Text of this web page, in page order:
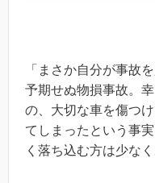
「まさか自分が事故
予期せぬ物損事故。
の、大切な車を傷つ
てしまったという事実
く落ち込む方は少なく